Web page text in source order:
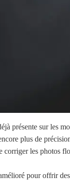
présente sur les
plus de
corriger les photos
pour offrir